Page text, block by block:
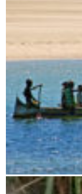
Tsiribihina und